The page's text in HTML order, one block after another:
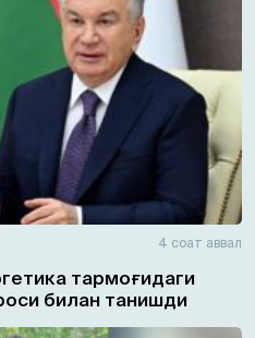
4 соат аввал
тармоғидаги
билан танишди